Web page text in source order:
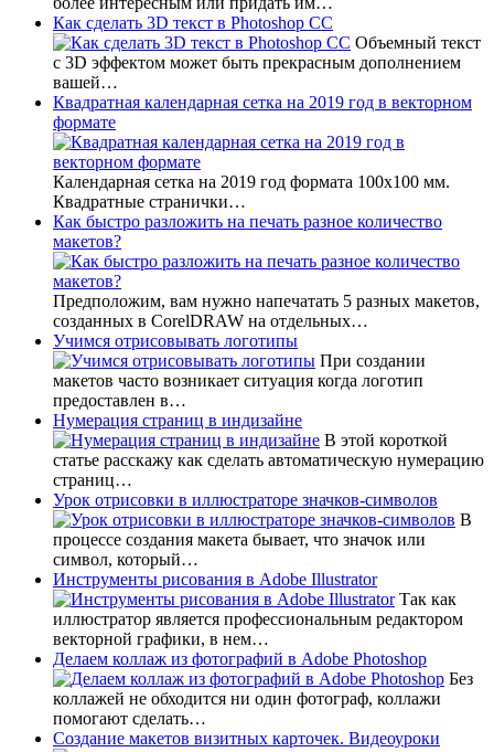
Как сделать 3D текст в Photoshop CC
Объемный текст
с 3D эффектом может быть прекрасным дополнением
вашей…
Квадратная календарная сетка на 2019 год в векторном
формате
Календарная сетка на 2019 год формата 100х100 мм.
Квадратные странички…
Как быстро разложить на печать разное количество
макетов?
Предположим, вам нужно напечатать 5 разных макетов,
созданных в CorelDRAW на отдельных…
Учимся отрисовывать логотипы
При создании
макетов часто возникает ситуация когда логотип
предоставлен в…
Нумерация страниц в индизайне
В этой короткой
статье расскажу как сделать автоматическую нумерацию
страниц…
Урок отрисовки в иллюстраторе значков-символов
В
процессе создания макета бывает, что значок или
символ, который…
Инструменты рисования в Adobe Illustrator
Так как
иллюстратор является профессиональным редактором
векторной графики, в нем…
Делаем коллаж из фотографий в Adobe Photoshop
Без
коллажей не обходится ни один фотограф, коллажи
помогают сделать…
Создание макетов визитных карточек. Видеоуроки